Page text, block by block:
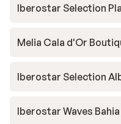
Iberostar Selection
Melia Cala d'Or
Iberostar Selection
Iberostar Waves